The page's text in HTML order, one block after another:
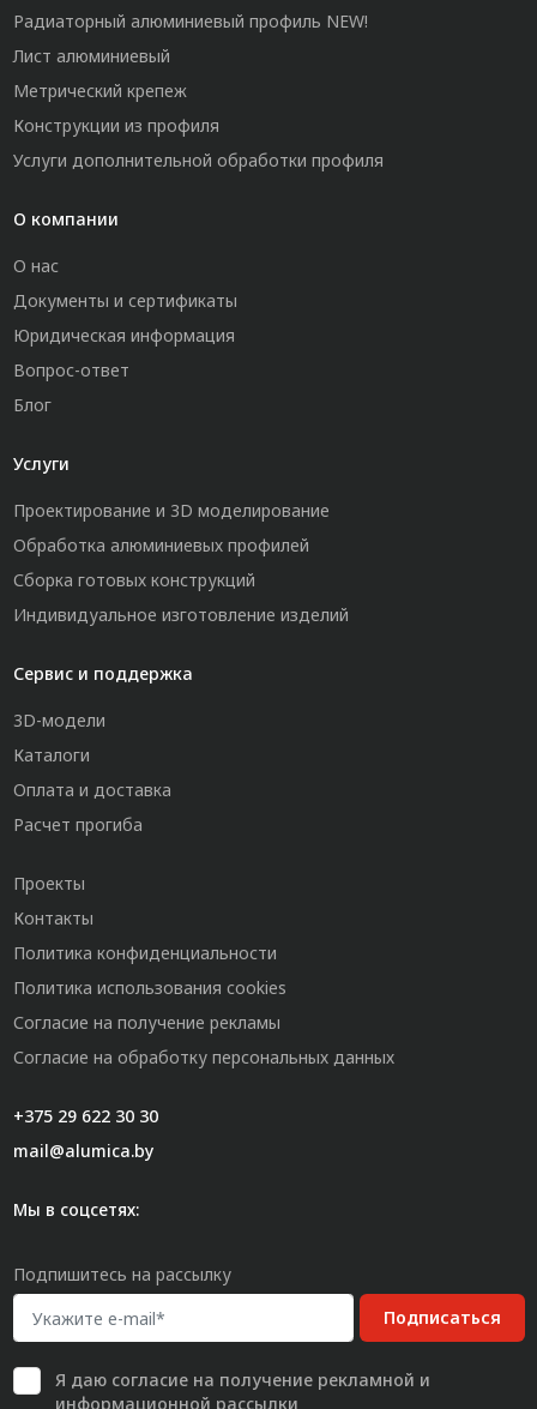
Радиаторный алюминиевый профиль NEW!
Лист алюминиевый
Метрический крепеж
Конструкции из профиля
Услуги дополнительной обработки профиля
О компании
О нас
Документы и сертификаты
Юридическая информация
Вопрос-ответ
Блог
Услуги
Проектирование и 3D моделирование
Обработка алюминиевых профилей
Сборка готовых конструкций
Индивидуальное изготовление изделий
Сервис и поддержка
3D-модели
Каталоги
Оплата и доставка
Расчет прогиба
Проекты
Контакты
Политика конфиденциальности
Политика использования cookies
Согласие на получение рекламы
Согласие на обработку персональных данных
+375 29 622 30 30
mail@alumica.by
Мы в соцсетях:
Подпишитесь на рассылку
Подписаться
Я даю согласиена получение рекламной и
информационной рассылки